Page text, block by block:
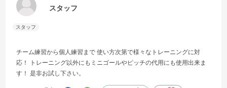
スタッフ
チーム練習から個人練習まで 使い方次第で様々なトレーニングに対
応！ トレーニング以外にもミニゴールやピッチの代用にも使用出来ま
す！ 是非お試し下さい。